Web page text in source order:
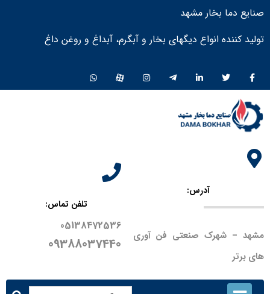
صنایع دما بخار مشهد
تولید کننده انواع دیگهای بخار و آبگرم، آبداغ و روغن داغ ​
آدرس:
مشهد – شهرک صنعتی فن آوری
های برتر
تلفن تماس:
05138472536
09388037440